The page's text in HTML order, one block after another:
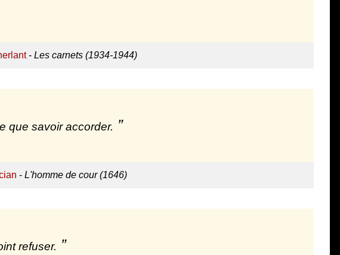
- Les carnets (1934-1944)
que savoir accorder.
- L'homme de cour (1646)
refuser.